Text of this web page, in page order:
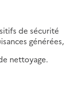
de sécurité
générées,
nettoyage.